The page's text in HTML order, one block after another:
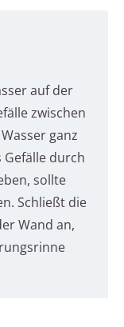
auf der
zwischen
ganz
Gefälle durch
sollte
Schließt die
Wand an,